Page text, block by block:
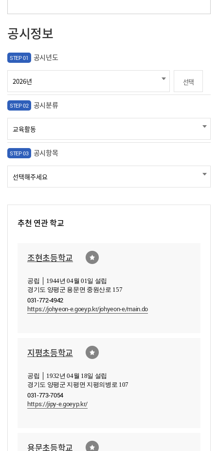
공시정보
STEP 01 공시년도
선택
STEP 02 공시분류
STEP 03 공시항목
추천 연관 학교
조현초등학교
공립 │ 1944년 04월 01일 설립
경기도 양평군 용문면 중원산로 157
031-772-4942
https://johyeon-e.goeyp.kr/johyeon-e/main.do
지평초등학교
공립 │ 1932년 04월 18일 설립
경기도 양평군 지평면 지평의병로 107
031-773-7054
https://jipy-e.goeyp.kr/
용문초등학교